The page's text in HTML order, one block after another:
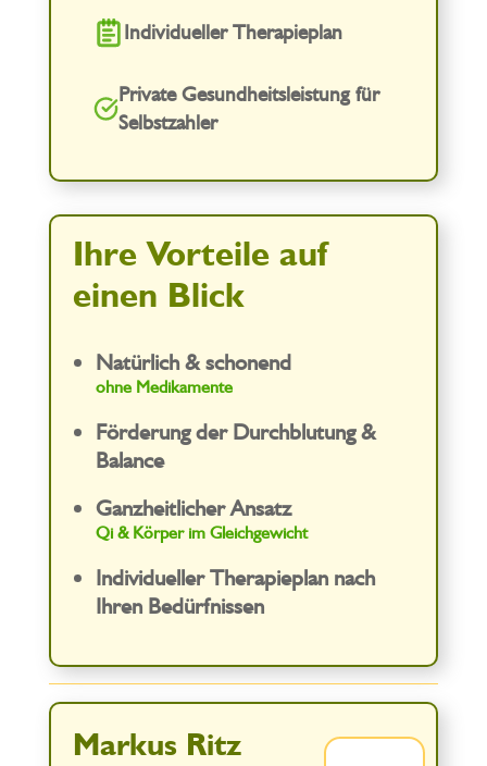
Individueller Therapieplan
Private Gesundheitsleistung für
Selbstzahler
Ihre Vorteile auf
einen Blick
Natürlich & schonend
ohne Medikamente
Förderung der Durchblutung &
Balance
Ganzheitlicher Ansatz
Qi & Körper im Gleichgewicht
Individueller Therapieplan nach
Ihren Bedürfnissen
Markus Ritz